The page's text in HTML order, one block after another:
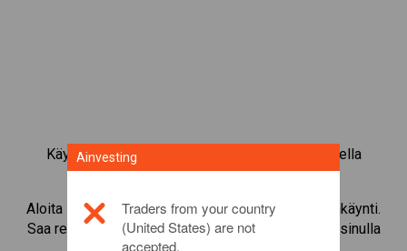
Käy kauppaa yli 1 000 kansainvälisellä osakkeella
Ainvestingin CFD-kaupankäyntialustalla.
Aloita instrumentinSmith & NephewCFD-kaupankäynti.
Saa reaaliaikaisia tarjouksia ja nosta osinkoja, jos sinulla
Ainvesting
Traders from your country
(United States) are not
accepted.